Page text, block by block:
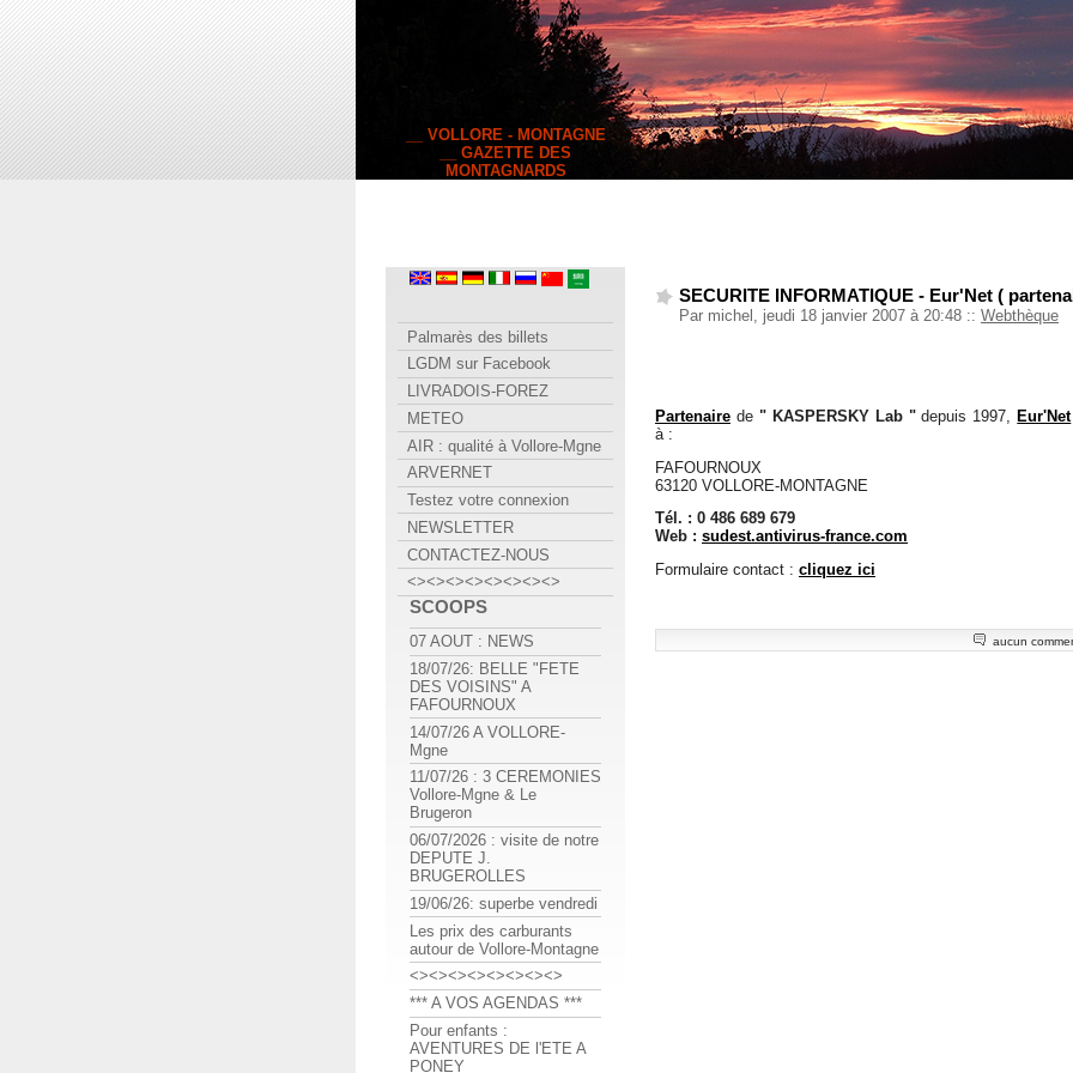
__ VOLLORE - MONTAGNE
__ GAZETTE DES
MONTAGNARDS
SECURITE INFORMATIQUE - Eur'Net (
Par michel, jeudi 18 janvier 2007 à 20:48 :: Webthèque
Partenaire de " KASPERSKY Lab "depuis 1997, Eur'Net
à :
FAFOURNOUX
63120 VOLLORE-MONTAGNE
Tél. : 0 486 689 679
Web : sudest.antivirus-france.com
Formulaire contact : cliquez ici
aucun
Palmarès des billets
LGDM sur Facebook
LIVRADOIS-FOREZ
METEO
AIR : qualité à Vollore-Mgne
ARVERNET
Testez votre connexion
NEWSLETTER
CONTACTEZ-NOUS
<><><><><><><><>
SCOOPS
07 AOUT : NEWS
18/07/26: BELLE "FETE
DES VOISINS" A
FAFOURNOUX
14/07/26 A VOLLORE-
Mgne
11/07/26 : 3 CEREMONIES
Vollore-Mgne & Le
Brugeron
06/07/2026 : visite de notre
DEPUTE J.
BRUGEROLLES
19/06/26: superbe vendredi
Les prix des carburants
autour de Vollore-Montagne
<><><><><><><><>
*** A VOS AGENDAS ***
Pour enfants :
AVENTURES DE l'ETE A
PONEY